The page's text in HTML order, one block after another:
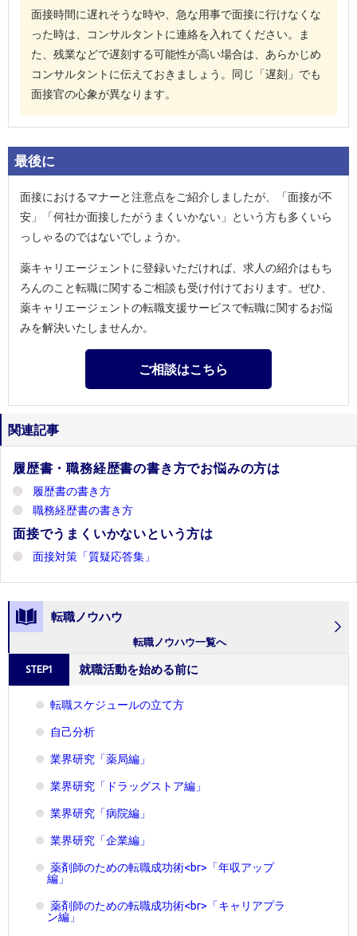
面接時間に遅れそうな時や、急な用事で面接に行けなくな
った時は、コンサルタントに連絡を入れてください。ま
た、残業などで遅刻する可能性が高い場合は、あらかじめ
コンサルタントに伝えておきましょう。同じ「遅刻」でも
面接官の心象が異なります。
最後に
面接におけるマナーと注意点をご紹介しましたが、「面接が不
安」「何社か面接したがうまくいかない」という方も多くいら
っしゃるのではないでしょうか。
薬キャリエージェントに登録いただければ、求人の紹介はもち
ろんのこと転職に関するご相談も受け付けております。ぜひ、
薬キャリエージェントの転職支援サービスで転職に関するお悩
みを解決いたしませんか。
ご相談はこちら
関連記事
履歴書・職務経歴書の書き方でお悩みの方は
履歴書の書き方
職務経歴書の書き方
面接でうまくいかないという方は
面接対策「質疑応答集」
転職ノウハウ
転職ノウハウ一覧へ
STEP1 就職活動を始める前に
転職スケジュールの立て方
自己分析
業界研究「薬局編」
業界研究「ドラッグストア編」
業界研究「病院編」
業界研究「企業編」
薬剤師のための転職成功術<br>「年収アップ
編」
薬剤師のための転職成功術<br>「キャリアプラ
ン編」